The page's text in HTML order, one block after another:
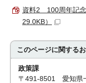
資料2 100周年記念
29.0KB）
このページに関する
政策課
〒491-8501 愛知県